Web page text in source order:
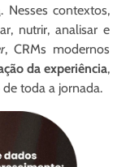
. Nesses contextos,
nutrir, analisar e
, CRMs modernos
da experiência,
toda a jornada.